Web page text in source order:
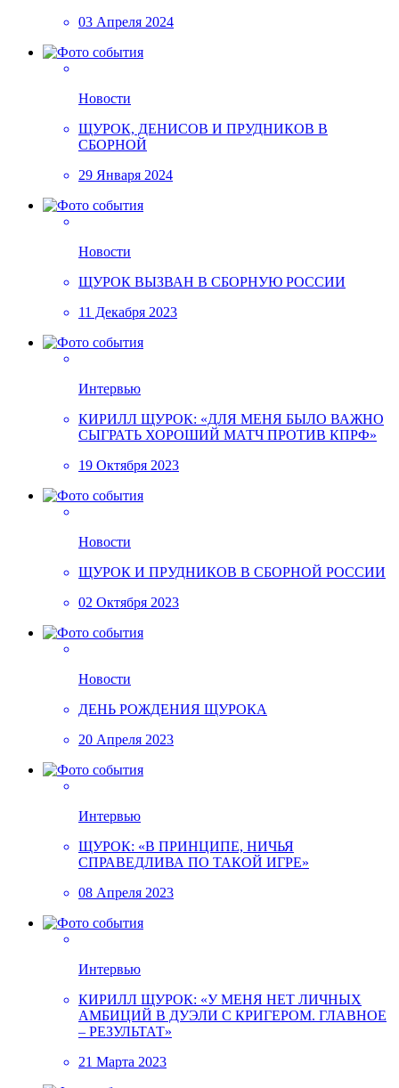
03 Апреля 2024
Новости
ЩУРОК, ДЕНИСОВ И ПРУДНИКОВ В
СБОРНОЙ
29 Января 2024
Новости
ЩУРОК ВЫЗВАН В СБОРНУЮ РОССИИ
11 Декабря 2023
Интервью
КИРИЛЛ ЩУРОК: «ДЛЯ МЕНЯ БЫЛО ВАЖНО
СЫГРАТЬ ХОРОШИЙ МАТЧ ПРОТИВ КПРФ»
19 Октября 2023
Новости
ЩУРОК И ПРУДНИКОВ В СБОРНОЙ РОССИИ
02 Октября 2023
Новости
ДЕНЬ РОЖДЕНИЯ ЩУРОКА
20 Апреля 2023
Интервью
ЩУРОК: «В ПРИНЦИПЕ, НИЧЬЯ
СПРАВЕДЛИВА ПО ТАКОЙ ИГРЕ»
08 Апреля 2023
Интервью
КИРИЛЛ ЩУРОК: «У МЕНЯ НЕТ ЛИЧНЫХ
АМБИЦИЙ В ДУЭЛИ С КРИГЕРОМ. ГЛАВНОЕ
– РЕЗУЛЬТАТ»
21 Марта 2023